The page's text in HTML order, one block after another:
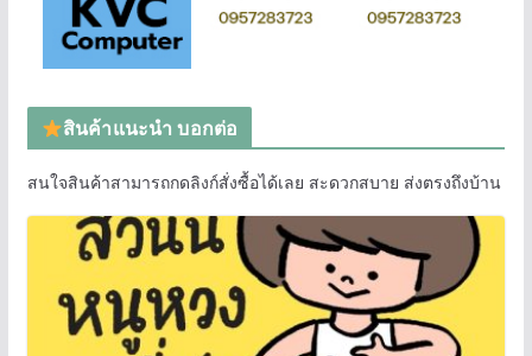
สินค้าแนะนำ บอกต่อ
สนใจสินค้าสามารถกดลิงก์สั่งซื้อได้เลย สะดวกสบาย ส่งตรงถึงบ้าน